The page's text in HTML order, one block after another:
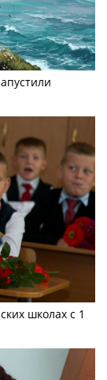
школах с 1